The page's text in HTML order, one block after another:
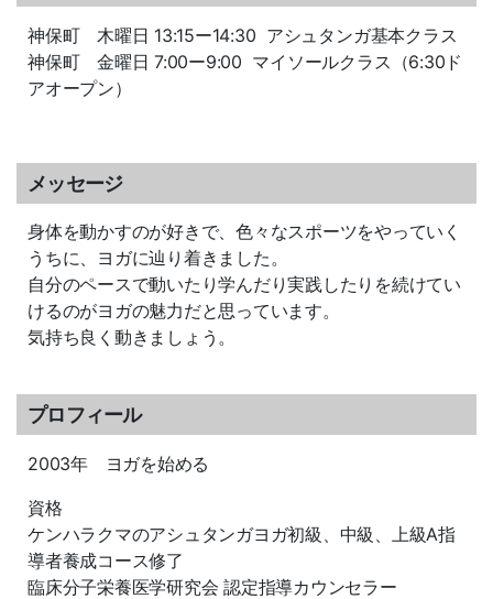
神保町 木曜日 13:15ー14:30 アシュタンガ基本クラス
神保町 金曜日 7:00ー9:00 マイソールクラス（6:30ド
アオープン）
メッセージ
身体を動かすのが好きで、色々なスポーツをやっていく
うちに、ヨガに辿り着きました。
自分のペースで動いたり学んだり実践したりを続けてい
けるのがヨガの魅力だと思っています。
気持ち良く動きましょう。
プロフィール
2003年 ヨガを始める
資格
ケンハラクマのアシュタンガヨガ初級、中級、上級A指
導者養成コース修了
臨床分子栄養医学研究会 認定指導カウンセラー